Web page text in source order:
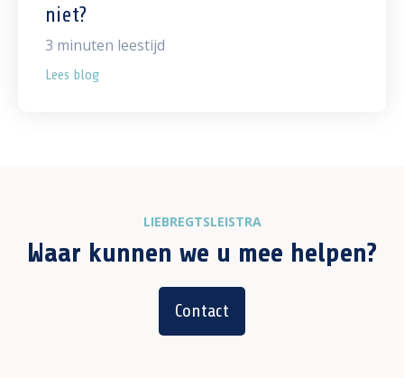
niet?
3 minuten leestijd
Lees blog
LIEBREGTSLEISTRA
Waar kunnen we u mee helpen?
Contact